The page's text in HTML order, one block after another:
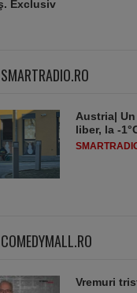
Austria|
liber, la -
Vremuri